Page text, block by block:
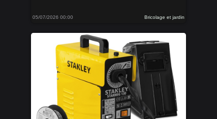
05/07/2026 00:00 Bricolage et jardin